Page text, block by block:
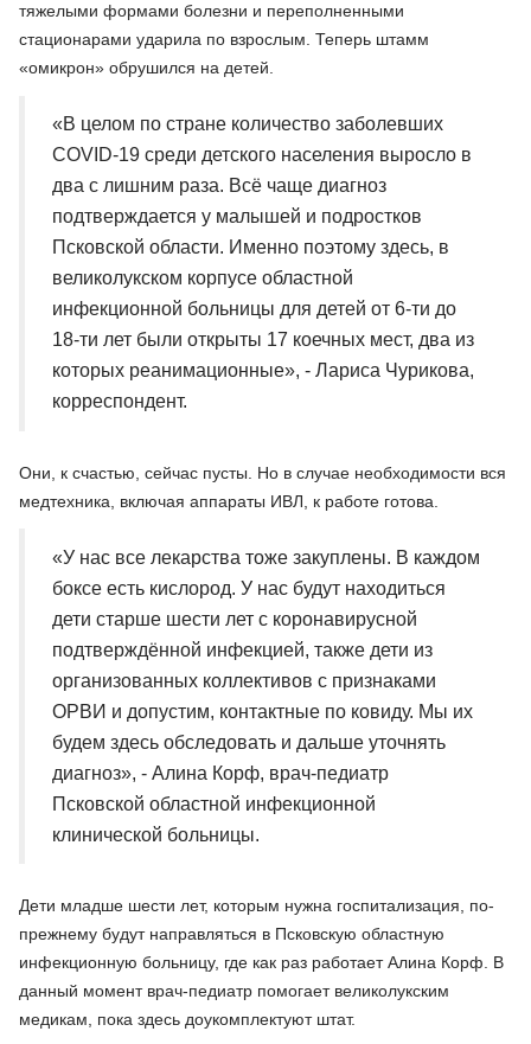
тяжелыми формами болезни и переполненными
стационарами ударила по взрослым. Теперь штамм
«омикрон» обрушился на детей.
«В целом по стране количество заболевших
COVID-19 среди детского населения выросло в
два с лишним раза. Всё чаще диагноз
подтверждается у малышей и подростков
Псковской области. Именно поэтому здесь, в
великолукском корпусе областной
инфекционной больницы для детей от 6-ти до
18-ти лет были открыты 17 коечных мест, два из
которых реанимационные», - Лариса Чурикова,
корреспондент.
Они, к счастью, сейчас пусты. Но в случае необходимости вся
медтехника, включая аппараты ИВЛ, к работе готова.
«У нас все лекарства тоже закуплены. В каждом
боксе есть кислород. У нас будут находиться
дети старше шести лет с коронавирусной
подтверждённой инфекцией, также дети из
организованных коллективов с признаками
ОРВИ и допустим, контактные по ковиду. Мы их
будем здесь обследовать и дальше уточнять
диагноз», - Алина Корф, врач-педиатр
Псковской областной инфекционной
клинической больницы.
Дети младше шести лет, которым нужна госпитализация, по-
прежнему будут направляться в Псковскую областную
инфекционную больницу, где как раз работает Алина Корф. В
данный момент врач-педиатр помогает великолукским
медикам, пока здесь доукомплектуют штат.